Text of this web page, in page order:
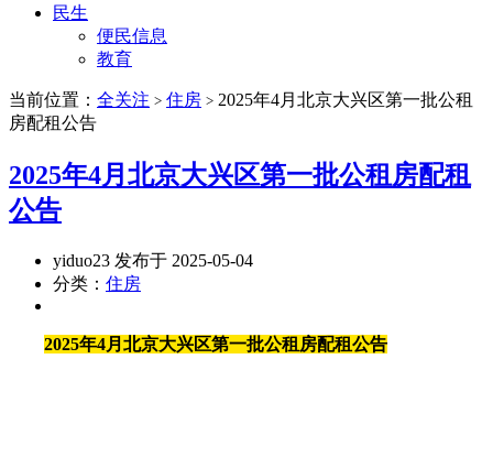
民生
便民信息
教育
当前位置： 全关注 > 住房 > 2025年4月北京大兴区第一批公租
房配租公告
2025年4月北京大兴区第一批公租房配租
公告
yiduo23 发布于 2025-05-04
分类： 住房
2025年4月北京大兴区第一批公租房配租公告